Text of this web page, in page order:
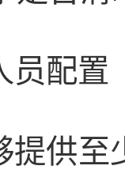
员配
提供至